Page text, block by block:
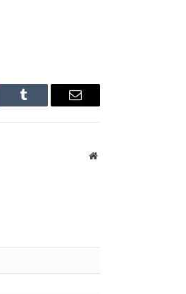
Tumblr Email
Website